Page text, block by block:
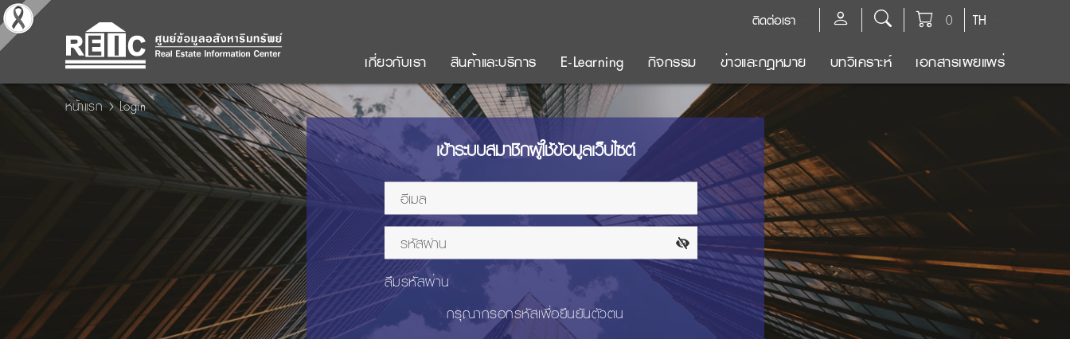
TH
0
ติดต่อเรา
เกี่ยวกับเรา สินค้าและบริการ E-Learning กิจกรรม ข่าวและกฎหมาย บทวิเคราะห์ เอกสารเผยแพร่
หน้าแรก Login
เข้าระบบสมาชิกผู้ใช้ข้อมูลเว็บไซต์
ลืมรหัสผ่าน
กรุณากรอกรหัสเพื่อยืนยันตัวตน